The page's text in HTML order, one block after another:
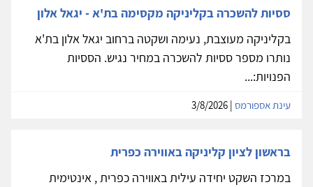
ססיות להשכרה בקליניקה מקסימה בת'א - יגאל אלון
בקליניקה מעוצבת, נעימה ושקטה ברחוב יגאל אלון בת'א
נותרו מספר ססיות להשכרה במחיר נגיש. הססיות
הפנויות:...
עינת אספורמס
בראשון לציון קליניקה באווירה כפרית
במרכז השקט יחידה עילית באווירה כפרית , אינטימית